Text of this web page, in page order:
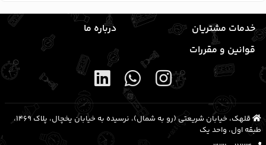
خدمات مشتریان
درباره ما
قوانین و مقررات
قلهک، خیابان شریعتی (رو به شمال)، نرسیده به خیابان یخچال، پلاک ۱۴۶۹،
طبقه اول، واحد یک